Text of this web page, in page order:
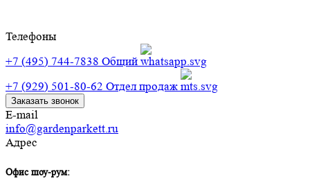
Телефоны
+7 (495) 744-7838 Общий
+7 (929) 501-80-62 Отдел продаж
Заказать звонок
E-mail
info@gardenparkett.ru
Адрес
Офис шоу-рум: